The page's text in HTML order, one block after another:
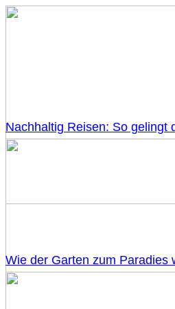
Nachhaltig Reisen: So gelingt
Wie der Garten zum Paradies